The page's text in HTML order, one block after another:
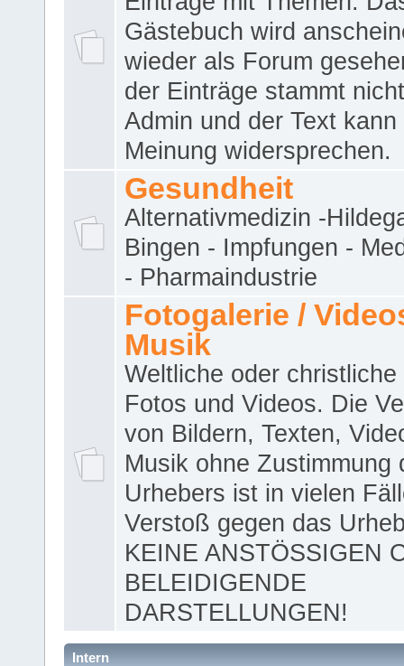
Gästebuch wird
wieder als Forum
der Einträge stammt
Admin und der Text kann
Meinung widersprechen.
Gesundheit
Alternativmedizin -
Bingen - Impfungen -
- Pharmaindustrie
Fotogalerie /
Musik
Weltliche oder christliche
Fotos und Videos. Die
von Bildern, Texten,
Musik ohne Zustimmung
Urhebers ist in vielen
Verstoß gegen das
KEINE ANSTÖSSIGEN
BELEIDIGENDE
DARSTELLUNGEN!
Intern